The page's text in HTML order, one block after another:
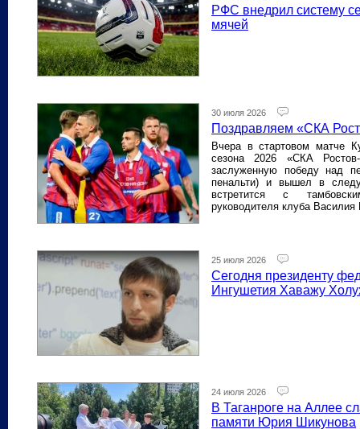
РФС внедрил систему
мячей
30 июля 2026
Поздравляем «СКА
Вчера в стартовом матче
сезона 2026 «СКА
заслуженную победу над
пенальти) и вышел в
встретится с
руководителя клуба
25 июля 2026
Сегодня президенту
Ингушетия Хаважу
24 июля 2026
В Таганроге на Аллее
памяти Юрия Шикунова